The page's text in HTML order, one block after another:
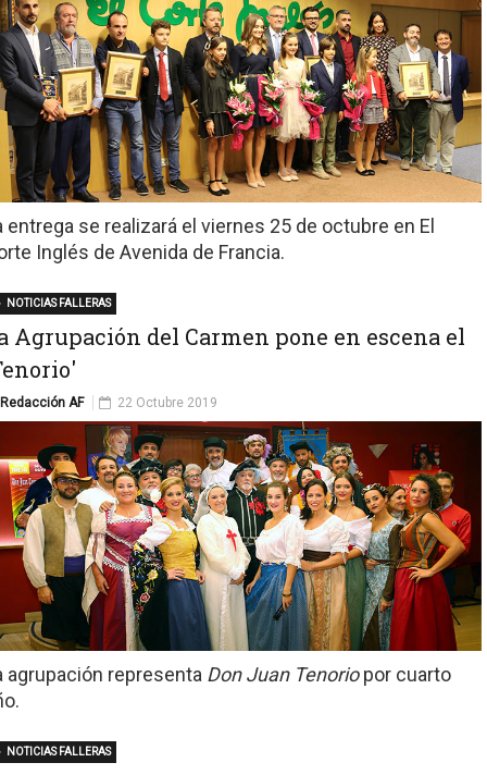
entrega se realizará el viernes 25 de octubre en El
Inglés de Avenida de Francia.
Agrupación del Carmen pone en escena el
Redacción AF
NOTICIAS FALLERAS
22 Octubre 2019
agrupación representa Don Juan Tenoriopor cuarto
NOTICIAS FALLERAS